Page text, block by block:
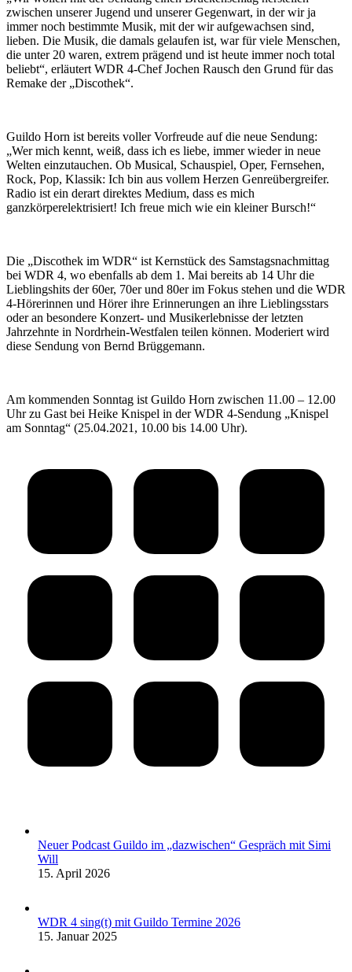
zwischen unserer Jugend und unserer Gegenwart, in der wir ja
immer noch bestimmte Musik, mit der wir aufgewachsen sind,
lieben. Die Musik, die damals gelaufen ist, war für viele Menschen,
die unter 20 waren, extrem prägend und ist heute immer noch total
beliebt“, erläutert WDR 4-Chef Jochen Rausch den Grund für das
Remake der „Discothek“.
Guildo Horn ist bereits voller Vorfreude auf die neue Sendung:
„Wer mich kennt, weiß, dass ich es liebe, immer wieder in neue
Welten einzutauchen. Ob Musical, Schauspiel, Oper, Fernsehen,
Rock, Pop, Klassik: Ich bin aus vollem Herzen Genreübergreifer.
Radio ist ein derart direktes Medium, dass es mich
ganzkörperelektrisiert! Ich freue mich wie ein kleiner Bursch!“
Die „Discothek im WDR“ ist Kernstück des Samstagsnachmittag
bei WDR 4, wo ebenfalls ab dem 1. Mai bereits ab 14 Uhr die
Lieblingshits der 60er, 70er und 80er im Fokus stehen und die WDR
4-Hörerinnen und Hörer ihre Erinnerungen an ihre Lieblingsstars
oder an besondere Konzert- und Musikerlebnisse der letzten
Jahrzehnte in Nordrhein-Westfalen teilen können. Moderiert wird
diese Sendung von Bernd Brüggemann.
Am kommenden Sonntag ist Guildo Horn zwischen 11.00 – 12.00
Uhr zu Gast bei Heike Knispel in der WDR 4-Sendung „Knispel
am Sonntag“ (25.04.2021, 10.00 bis 14.00 Uhr).
Neuer Podcast Guildo im „dazwischen“ Gespräch mit Simi
Will
15. April 2026
WDR 4 sing(t) mit Guildo Termine 2026
15. Januar 2025